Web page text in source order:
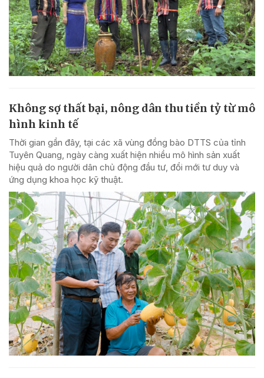
Không sợ thất bại, nông dân thu tiền tỷ từ mô
hình kinh tế
Thời gian gần đây, tại các xã vùng đồng bào DTTS của tỉnh
Tuyên Quang, ngày càng xuất hiện nhiều mô hình sản xuất
hiệu quả do người dân chủ động đầu tư, đổi mới tư duy và
ứng dụng khoa học kỹ thuật.